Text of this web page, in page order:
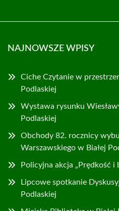
NAJNOWSZE WPISY
Ciche Czytanie w
Podlaskiej
Wystawa rysunku
Podlaskiej
Obchody 82. rocznicy
Warszawskiego w Białej
Policyjna akcja „Prędkość i
Lipcowe spotkanie
Podlaskiej